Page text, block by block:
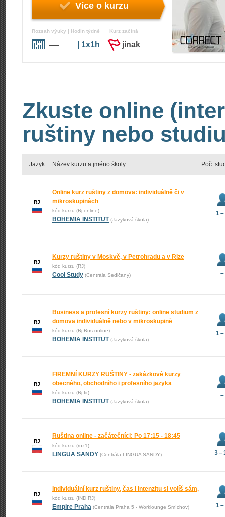
Více o kurzu
Rozsah výuky | Hodin týdně
— | 1x1h
Kurz začíná
jinak
Zkuste online
ruštiny nebo
Jazyk Název kurzu a jméno školy Poč.
RJ
Online kurz ruštiny z domova: individuálně či v
mikroskupinách
kód kurzu (Rj online)
BOHEMIA INSTITUT (Jazyková škola)
1
RJ
Kurzy ruštiny v Moskvě, v Petrohradu a v Rize
kód kurzu (RJ)
Cool Study (Centrála Sedlčany) –
RJ
Business a profesní kurzy ruštiny: online studium z
domova individuálně nebo v mikroskupině
kód kurzu (Rj Bus online)
BOHEMIA INSTITUT (Jazyková škola)
1
RJ
FIREMNÍ KURZY RUŠTINY - zakázkové kurzy
obecného, obchodního i profesního jazyka
kód kurzu (Rj fir)
BOHEMIA INSTITUT (Jazyková škola)
–
RJ
Ruština online - začátečníci: Po 17:15 - 18:45
kód kurzu (ruz1)
LINGUA SANDY (Centrála LINGUA SANDY) 3 –
RJ
Individuální kurz ruštiny, čas i intenzitu si volíš sám,
kód kurzu (IND RJ)
Empire Praha (Centrála Praha 5 - Worklounge Smíchov) 1